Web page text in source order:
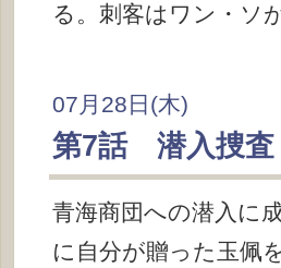
る。刺客はワン・ソ
07月28日(木)
第7話 潜入捜査
青海商団への潜入に
に自分が贈った玉佩